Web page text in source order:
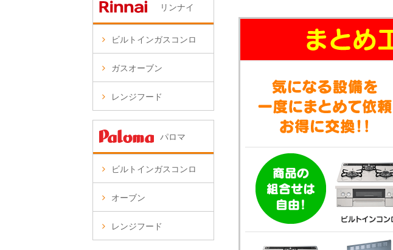
リンナイ
ビルトインガスコンロ
ガスオーブン
レンジフード
パロマ
ビルトインガスコンロ
オーブン
レンジフード